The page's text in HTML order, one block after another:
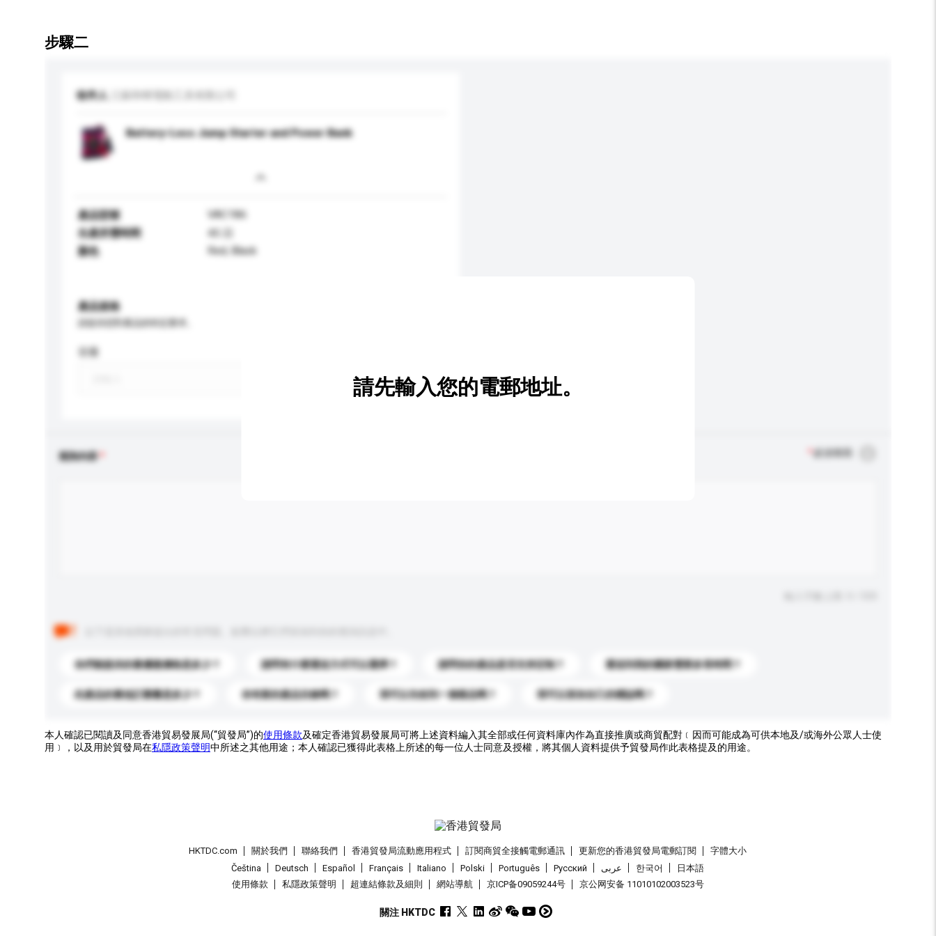
步驟二
收件人
Battery-Less Jump Starter and Power Bank
產品型號
VAC186
生產所需時間
45 日
顏色
Red, Black
產品規格
容量
新增/刪除選項
查詢內容
你們能提供的最優惠價格是多少？ 請問有什麼運送方式可以選擇？ 請問你的產品是否支持定制？ 運送到我的國家需要多長時間？
此產品的最低訂購量是多少？ 你有新的產品目錄嗎？ 我可以先收到一個樣品嗎？ 我可以添加自己的標誌嗎？
請先輸入您的電郵地址。
本人確認已閱讀及同意香港貿易發展局(“貿發局”)的使用條款及確定香港貿易發展局可將上述資料編入其全部或任何資料庫內作為直接推廣或商貿配對﹝因而可能成為可供本地及/或海外公眾人士使
用﹞，以及用於貿發局在私隱政策聲明中所述之其他用途；本人確認已獲得此表格上所述的每一位人士同意及授權，將其個人資料提供予貿發局作此表格提及的用途。
HKTDC.com 關於我們 聯絡我們 香港貿發局流動應用程式 訂閱商貿全接觸電郵通訊 更新您的香港貿發局電郵訂閱
字體大小
Čeština
Deutsch Español Français Italiano Polski Português Pусский عربى 한국어
日本語
使用條款
私隱政策聲明 超連結條款及細則 網站導航 京ICP备09059244号 京公网安备 11010102003523号
關注 HKTDC